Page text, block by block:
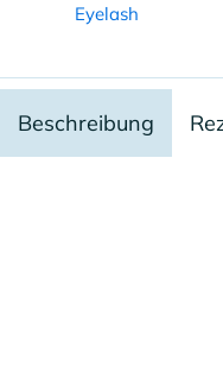
Eyelash
Beschreibung